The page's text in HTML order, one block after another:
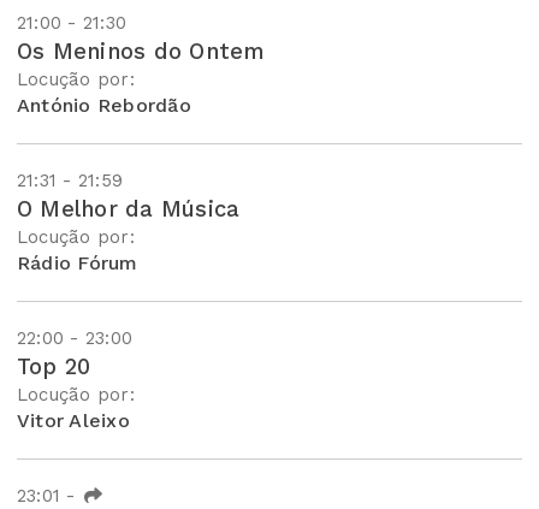
21:00 - 21:30
Os Meninos do Ontem
Locução por:
António Rebordão
21:31 - 21:59
O Melhor da Música
Locução por:
Rádio Fórum
22:00 - 23:00
Top 20
Locução por:
Vitor Aleixo
23:01 -